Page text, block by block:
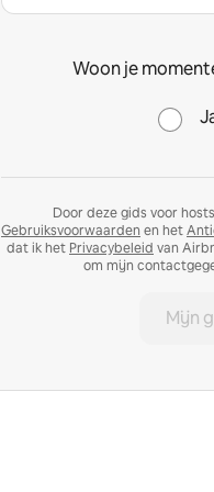
Woon je
Door deze gids voor
Gebruiksvoorwaarden en het
dat ik het Privacybeleid van
om mijn
Mijn